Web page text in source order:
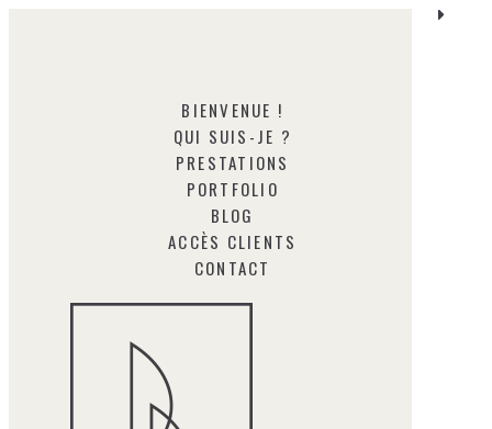
BIENVENUE !
QUI SUIS-JE ?
PRESTATIONS
PORTFOLIO
BLOG
ACCÈS CLIENTS
CONTACT